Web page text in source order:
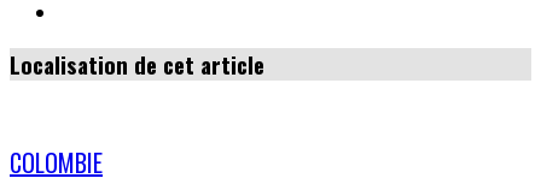
Localisation de cet article
COLOMBIE